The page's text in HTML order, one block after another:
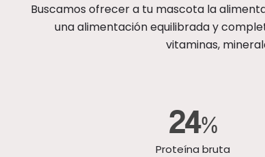
Buscamos ofrecer a tu mascota la
una alimentación equilibrada y
vitaminas,
24%
Proteína bruta